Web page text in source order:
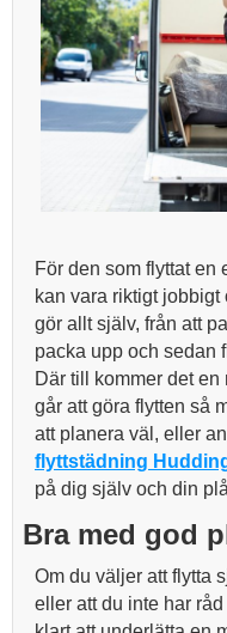
För den som flyttat en
kan vara riktigt
gör allt själv, från att
packa upp och sedan
Där till kommer det
går att göra flytten så
att planera väl, eller
flyttstädning
på dig själv och din
Bra med god
Om du väljer att flytta
eller att du inte har